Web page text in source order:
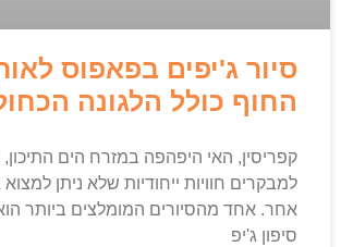
סיור ג'יפים בפאפוס
החוף כולל הלגונה
קפריסין, האי היפהפה במזרח הים
למבקרים חוויות ייחודיות שלא ניתן
אחר. אחד מהסיורים המומלצים ביותר
סיפון ג'יפ